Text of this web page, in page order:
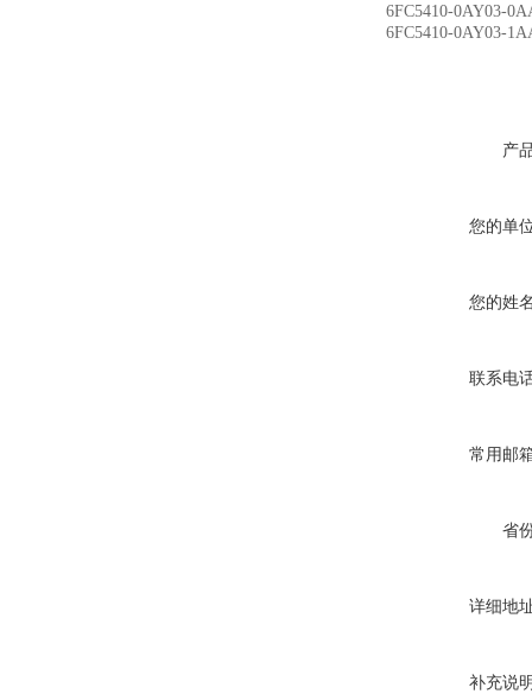
6FC5410-0AY03-
6FC5410-0AY03-
产
您的单
您的姓
联系电
常用邮
省
详细地
补充说